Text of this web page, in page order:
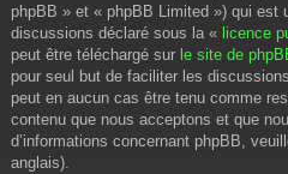
phpBB » et « phpBB Limited ») qui est
discussions déclaré sous la « licence
peut être téléchargé sur le site de
pour seul but de faciliter les
peut en aucun cas être tenu comme
contenu que nous acceptons et que
d’informations concernant phpBB,
anglais).